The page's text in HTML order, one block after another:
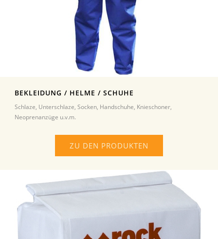
BEKLEIDUNG / HELME / SCHUHE
Schlaze, Unterschlaze, Socken, Handschuhe, Knieschoner,
Neoprenanzüge u.v.m.
ZU DEN PRODUKTEN